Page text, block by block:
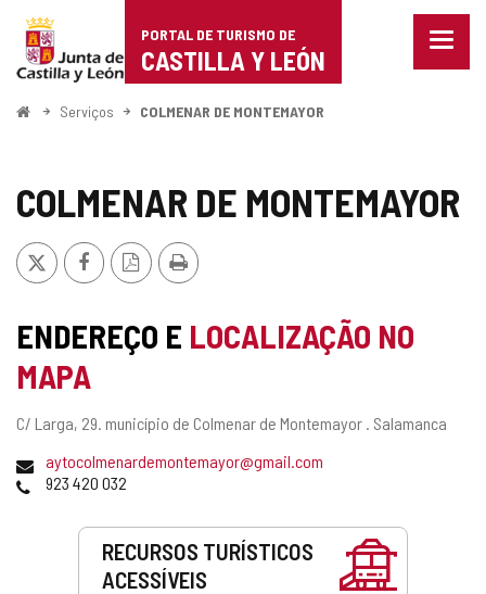
Portal
de
Turismo
Castilla
León
PORTAL DE TURISMO DE
CASTILLA Y LEÓN
Menu
ComeçoServiços COLMENAR DE MONTEMAYOR
COLMENAR DE MONTEMAYOR
x FacebookVersão
PDF
Imprimir
ENDEREÇO E LOCALIZAÇÃO NO
MAPA
Endereço
C/ Larga, 29. município de Colmenar de Montemayor . Salamanca
Endereço
de
aytocolmenardemontemayor@gmail.com
Telefones
923 420 032
RECURSOS TURÍSTICOS
ACESSÍVEIS